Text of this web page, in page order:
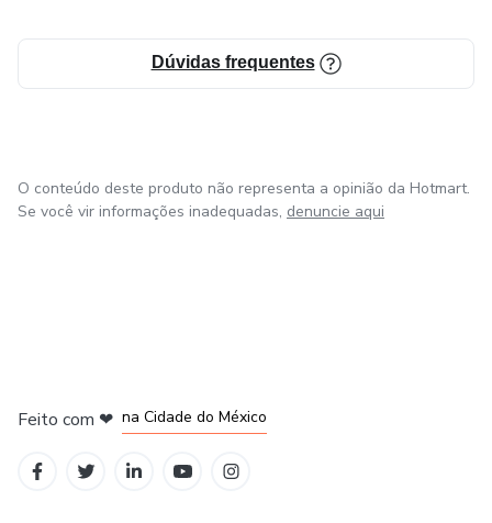
Atendemos uma vasta gama de segmentos, garantindo
soluções personalizadas para cada necessidade:
Urbanizadoras e Loteadoras
Dúvidas frequentes
O conteúdo deste produto não representa a opinião da Hotmart.
Se você vir informações inadequadas, denuncie aqui
Feito com ❤ na Cidade do México